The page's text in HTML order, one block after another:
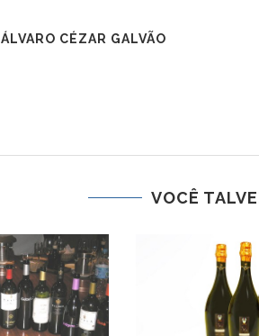
ÁLVARO CÉZAR GALVÃO
VOCÊ